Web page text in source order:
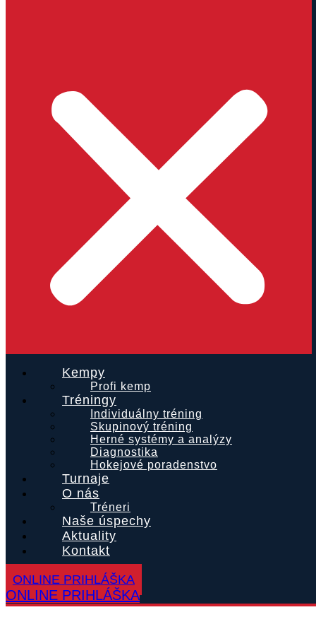
Kempy
Profi kemp
Tréningy
Individuálny tréning
Skupinový tréning
Herné systémy a analýzy
Diagnostika
Hokejové poradenstvo
Turnaje
O nás
Tréneri
Naše úspechy
Aktuality
Kontakt
ONLINE PRIHLÁŠKA
ONLINE PRIHLÁŠKA